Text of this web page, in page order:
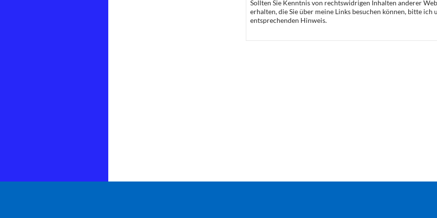
Sollten Sie Kenntnis von rechtswidrigen Inhalten anderer
erhalten, die Sie über meine Links besuchen können, bitte ich
entsprechenden Hinweis.